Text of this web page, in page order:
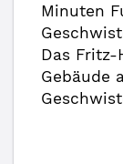
Minuten
Das Fritz-
Gebäude